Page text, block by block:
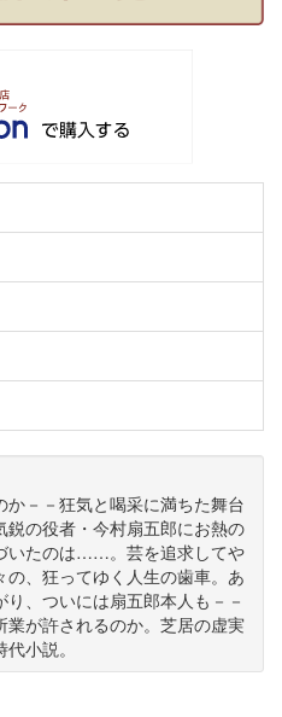
－－狂気と喝采に満ちた舞台
の役者・今村扇五郎にお熱の
いたのは……。芸を追求してや
の、狂ってゆく人生の歯車。あ
、ついには扇五郎本人も－－
業が許されるのか。芝居の虚実
小説。